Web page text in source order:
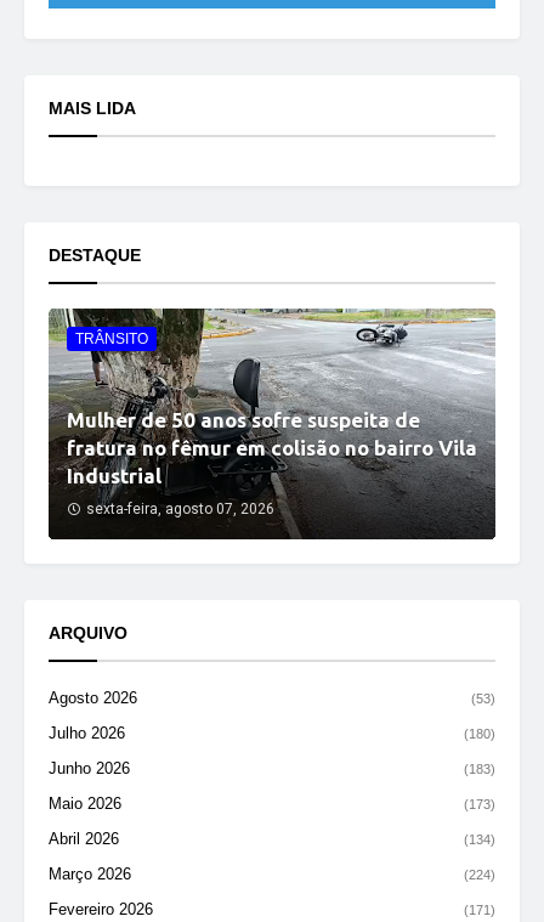
MAIS LIDA
DESTAQUE
TRÂNSITO
Mulher de 50 anos sofre suspeita de
fratura no fêmur em colisão no bairro Vila
Industrial
sexta-feira, agosto 07, 2026
ARQUIVO
Agosto 2026 (53)
Julho 2026 (180)
Junho 2026 (183)
Maio 2026 (173)
Abril 2026 (134)
Março 2026 (224)
Fevereiro 2026 (171)